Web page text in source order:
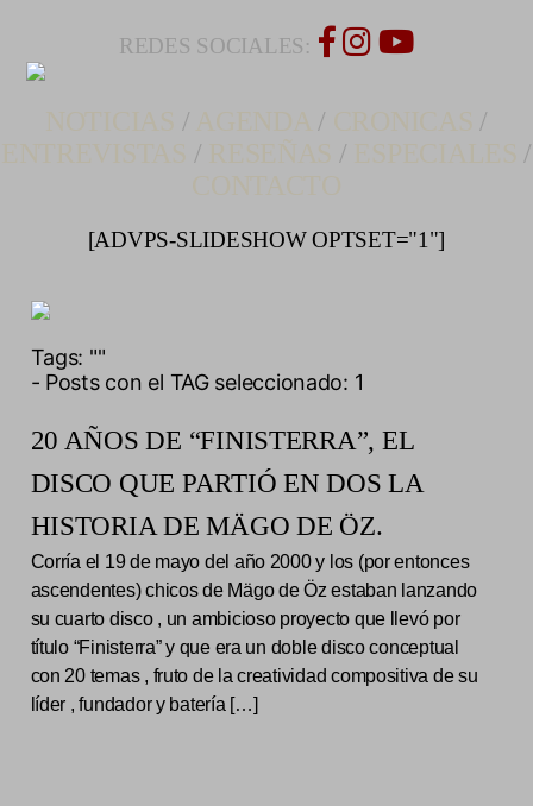
REDES SOCIALES:
/ /
/
/ /
/
[ADVPS-SLIDESHOW OPTSET="1"]
Tags: ""
- Posts con el TAG seleccionado: 1
20 AÑOS DE “FINISTERRA”, EL
DISCO QUE PARTIÓ EN DOS LA
HISTORIA DE MÄGO DE ÖZ.
Corría el 19 de mayo del año 2000 y los (por entonces
ascendentes) chicos de Mägo de Öz estaban lanzando
su cuarto disco , un ambicioso proyecto que llevó por
título “Finisterra” y que era un doble disco conceptual
con 20 temas , fruto de la creatividad compositiva de su
líder , fundador y batería […]